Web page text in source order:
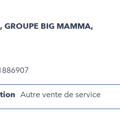
GROUPE BIG MAMMA,
Autre vente de service